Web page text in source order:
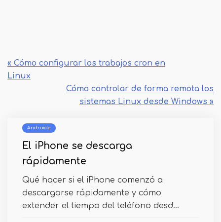
« Cómo configurar los trabajos cron en
Linux
Cómo controlar de forma remota los
sistemas Linux desde Windows »
Androide
El iPhone se descarga
rápidamente
Qué hacer si el iPhone comenzó a
descargarse rápidamente y cómo
extender el tiempo del teléfono desd...